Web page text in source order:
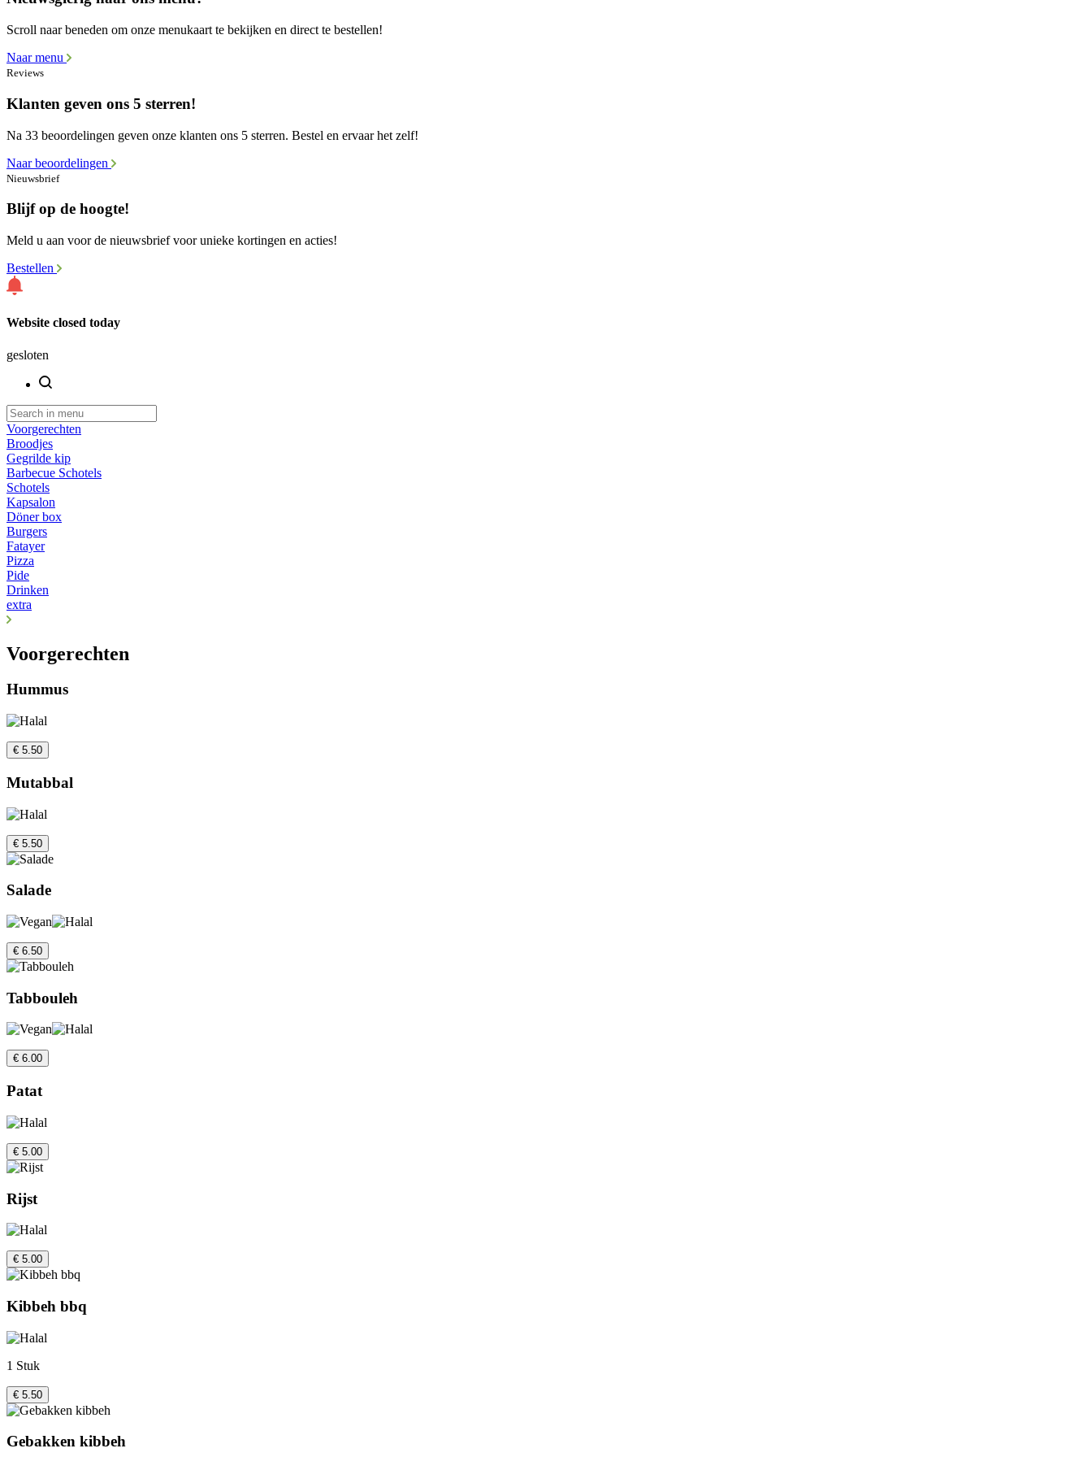
Scroll naar beneden om onze menukaart te bekijken en direct te bestellen!
Naar menu
Reviews
Klanten geven ons 5 sterren!
Na 33 beoordelingen geven onze klanten ons 5 sterren. Bestel en ervaar het zelf!
Naar beoordelingen
Nieuwsbrief
Blijf op de hoogte!
Meld u aan voor de nieuwsbrief voor unieke kortingen en acties!
Bestellen
Website closed today
gesloten
Voorgerechten
Broodjes
Gegrilde kip
Barbecue Schotels
Schotels
Kapsalon
Döner box
Burgers
Fatayer
Pizza
Pide
Drinken
extra
Voorgerechten
Hummus
€ 5.50
Mutabbal
€ 5.50
Salade
€ 6.50
Tabbouleh
€ 6.00
Patat
€ 5.00
Rijst
€ 5.00
Kibbeh bbq
1 Stuk
€ 5.50
Gebakken kibbeh